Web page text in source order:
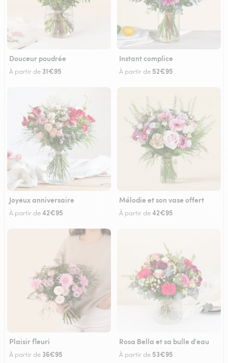
Douceur poudrée
À partir de 31€95
Instant complice
À partir de 52€95
Joyeux anniversaire
À partir de42€95
Mélodie et son vase offert
À partir de42€95
Plaisir fleuri
À partir de 36€95
Rosa Bella et sa bulle d'eau
À partir de 53€95